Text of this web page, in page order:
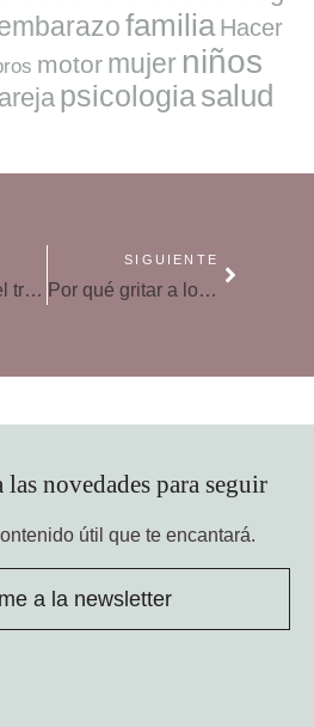
familia Hacer
motor mujer niños
psicologiasalud
5 beneficios del triciclo para el desarrollo psicomotor de los niños
SIGUIENTE
Por qué gritar a los niños nunca es la solución
las novedades para seguir
útil que te encantará.
a la newsletter